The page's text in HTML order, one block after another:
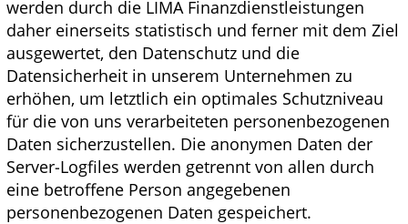
werden durch die LIMA Finanzdienstleistungen
daher einerseits statistisch und ferner mit dem Ziel
ausgewertet, den Datenschutz und die
Datensicherheit in unserem Unternehmen zu
erhöhen, um letztlich ein optimales Schutzniveau
für die von uns verarbeiteten personenbezogenen
Daten sicherzustellen. Die anonymen Daten der
Server-Logfiles werden getrennt von allen durch
eine betroffene Person angegebenen
personenbezogenen Daten gespeichert.